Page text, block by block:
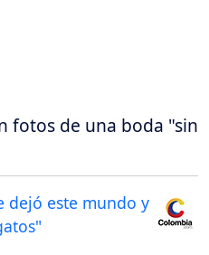
fotos de una boda "sin